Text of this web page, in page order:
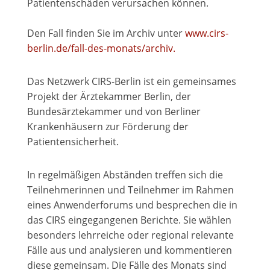
Patientenschäden verursachen können.
Den Fall finden Sie im Archiv unterwww.cirs-
berlin.de/fall-des-monats/archiv.
Das Netzwerk CIRS-Berlin ist ein gemeinsames
Projekt der Ärztekammer Berlin, der
Bundesärztekammer und von Berliner
Krankenhäusern zur Förderung der
Patientensicherheit.
In regelmäßigen Abständen treffen sich die
Teilnehmerinnen und Teilnehmer im Rahmen
eines Anwenderforums und besprechen die in
das CIRS eingegangenen Berichte. Sie wählen
besonders lehrreiche oder regional relevante
Fälle aus und analysieren und kommentieren
diese gemeinsam. Die Fälle des Monats sind